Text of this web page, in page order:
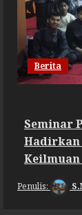
Berita
Seminar
Hadirkan